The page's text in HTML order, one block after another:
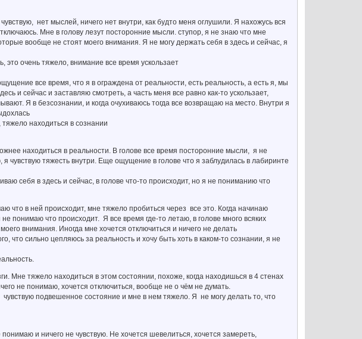
нет мыслей, ничего нет внутри, как будто меня оглушили. Я нахожусь вся
Мне в голову лезут посторонние мысли. ступор, я не знаю что мне
вообще не стоят моего внимания. Я не могу держать себя в здесь и сейчас, я
очень тяжело, внимание все время ускользает
все время, что я в ограждена от реальности, есть реальность, а есть я, мы
и сейчас и заставляю смотреть, а часть меня все равно как-то ускользает,
Я в безсознании, и когда очухиваюсь тогда все возвращаю на место. Внутри я
находиться в сознании
находиться в реальности. В голове все время посторонние мысли, я не
чувствую тяжесть внутри. Еще ощущение в голове что я заблудилась в лабиринте
себя в здесь и сейчас, в голове что-то происходит, но я не пониманию что
что в ней происходит, мне тяжело пробиться через все это. Когда начинаю
понимаю что происходит. Я все время где-то летаю, в голове много всяких
внимания. Иногда мне хочется отключиться и ничего не делать
что сильно цепляюсь за реальность и хочу быть хоть в каком-то сознании, я не
Мне тяжело находиться в этом состоянии, похоже, когда находишься в 4 стенах
не понимаю, хочется отключиться, вообще не о чём не думать.
подвешенное состояние и мне в нем тяжело. Я не могу делать то, что
и ничего не чувствую. Не хочется шевелиться, хочется замереть,